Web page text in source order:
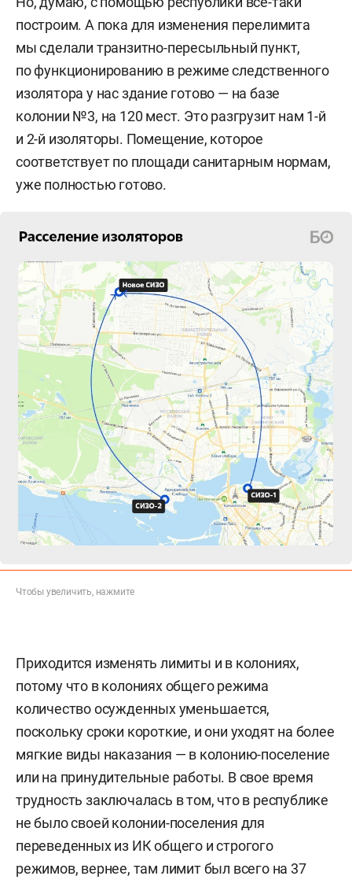
построим. А пока для изменения перелимита
мы сделали транзитно-пересыльный пункт,
по функционированию в режиме следственного
изолятора у нас здание готово — на базе
колонии №3, на 120 мест. Это разгрузит нам 1-й
и 2-й изоляторы. Помещение, которое
соответствует по площади санитарным нормам,
уже полностью готово.
Чтобы увеличить, нажмите
Приходится изменять лимиты и в колониях,
потому что в колониях общего режима
количество осужденных уменьшается,
поскольку сроки короткие, и они уходят на более
мягкие виды наказания — в колонию-поселение
или на принудительные работы. В свое время
трудность заключалась в том, что в республике
не было своей колонии-поселения для
переведенных из ИК общего и строгого
режимов, вернее, там лимит был всего на 37